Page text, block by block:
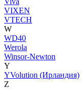
VIXEN
VTECH
W
WD40
Werola
Winsor-Newton
Y
YVolution (Ирландия)
Z